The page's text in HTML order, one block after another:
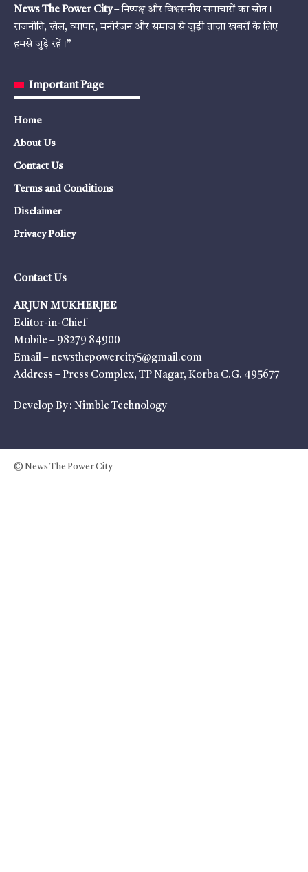
News The Power City– निष्पक्ष और विश्वसनीय समाचारों का स्रोत।
राजनीति, खेल, व्यापार, मनोरंजन और समाज से जुड़ी ताज़ा खबरों के लिए
हमसे जुड़े रहें।”
Important Page
Home
About Us
Contact Us
Terms and Conditions
Disclaimer
Privacy Policy
Contact Us
ARJUN MUKHERJEE
Editor-in-Chief
Mobile – 98279 84900
Email – newsthepowercity5@gmail.com
Address – Press Complex, TP Nagar, Korba C.G. 495677
Develop By : Nimble Technology
© News The Power City